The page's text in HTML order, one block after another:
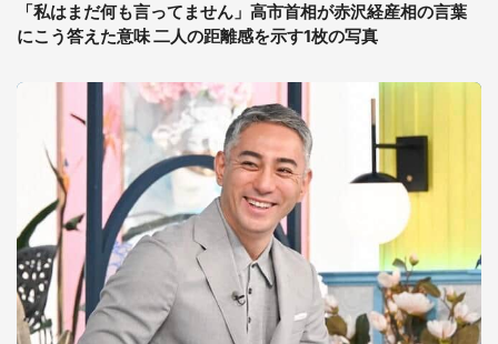
「私はまだ何も言ってません」高市首相が赤沢経産相の言葉
にこう答えた意味 二人の距離感を示す1枚の写真